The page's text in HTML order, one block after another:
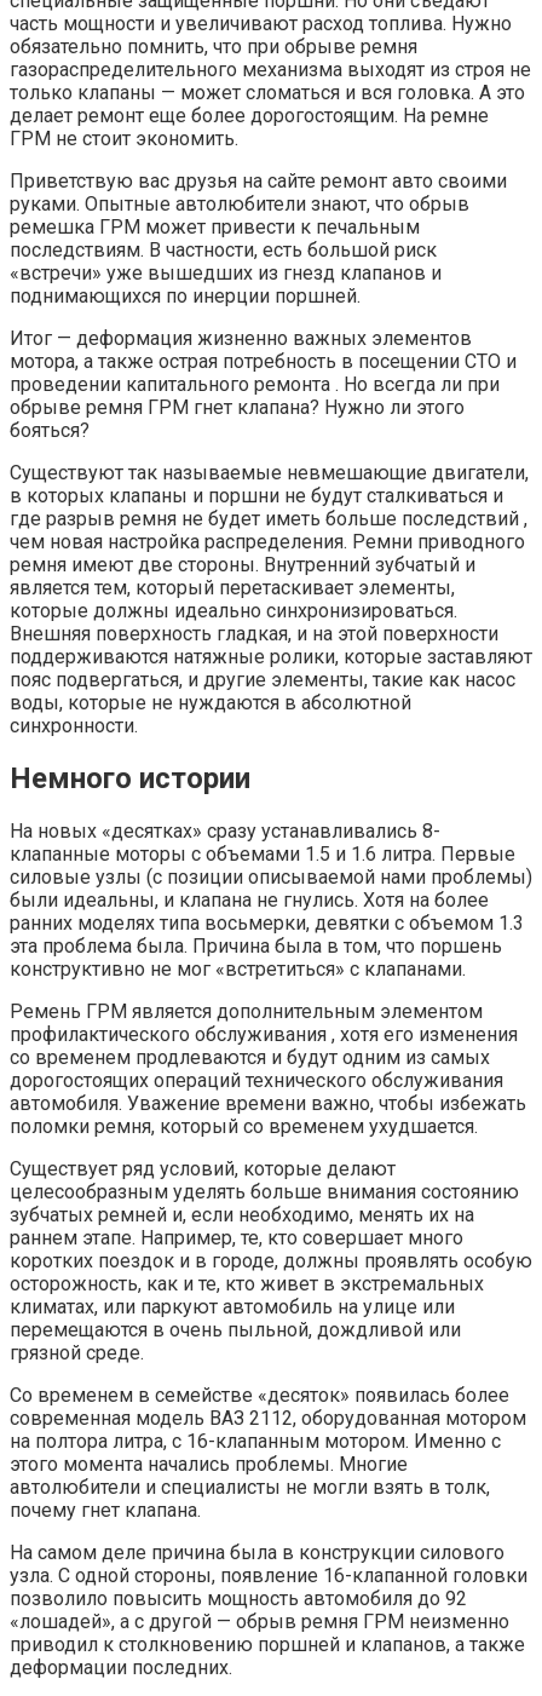
часть мощности и увеличивают расход топлива. Нужно
обязательно помнить, что при обрыве ремня
газораспределительного механизма выходят из строя не
только клапаны — может сломаться и вся головка. А это
делает ремонт еще более дорогостоящим. На ремне
ГРМ не стоит экономить.
Приветствую вас друзья на сайте ремонт авто своими
руками. Опытные автолюбители знают, что обрыв
ремешка ГРМ может привести к печальным
последствиям. В частности, есть большой риск
«встречи» уже вышедших из гнезд клапанов и
поднимающихся по инерции поршней.
Итог — деформация жизненно важных элементов
мотора, а также острая потребность в посещении СТО и
проведении капитального ремонта . Но всегда ли при
обрыве ремня ГРМ гнет клапана? Нужно ли этого
бояться?
Существуют так называемые невмешающие двигатели,
в которых клапаны и поршни не будут сталкиваться и
где разрыв ремня не будет иметь больше последствий ,
чем новая настройка распределения. Ремни приводного
ремня имеют две стороны. Внутренний зубчатый и
является тем, который перетаскивает элементы,
которые должны идеально синхронизироваться.
Внешняя поверхность гладкая, и на этой поверхности
поддерживаются натяжные ролики, которые заставляют
пояс подвергаться, и другие элементы, такие как насос
воды, которые не нуждаются в абсолютной
синхронности.
Немного истории
На новых «десятках» сразу устанавливались 8-
клапанные моторы с объемами 1.5 и 1.6 литра. Первые
силовые узлы (с позиции описываемой нами проблемы)
были идеальны, и клапана не гнулись. Хотя на более
ранних моделях типа восьмерки, девятки с объемом 1.3
эта проблема была. Причина была в том, что поршень
конструктивно не мог «встретиться» с клапанами.
Ремень ГРМ является дополнительным элементом
профилактического обслуживания , хотя его изменения
со временем продлеваются и будут одним из самых
дорогостоящих операций технического обслуживания
автомобиля. Уважение времени важно, чтобы избежать
поломки ремня, который со временем ухудшается.
Существует ряд условий, которые делают
целесообразным уделять больше внимания состоянию
зубчатых ремней и, если необходимо, менять их на
раннем этапе. Например, те, кто совершает много
коротких поездок и в городе, должны проявлять особую
осторожность, как и те, кто живет в экстремальных
климатах, или паркуют автомобиль на улице или
перемещаются в очень пыльной, дождливой или
грязной среде.
Со временем в семействе «десяток» появилась более
современная модель ВАЗ 2112, оборудованная мотором
на полтора литра, с 16-клапанным мотором. Именно с
этого момента начались проблемы. Многие
автолюбители и специалисты не могли взять в толк,
почему гнет клапана.
На самом деле причина была в конструкции силового
узла. С одной стороны, появление 16-клапанной головки
позволило повысить мощность автомобиля до 92
«лошадей», а с другой — обрыв ремня ГРМ неизменно
приводил к столкновению поршней и клапанов, а также
деформации последних.